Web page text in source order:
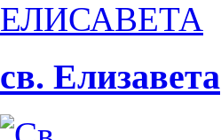
св. Елизавета